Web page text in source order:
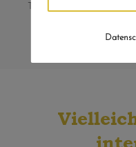
Tees, und die